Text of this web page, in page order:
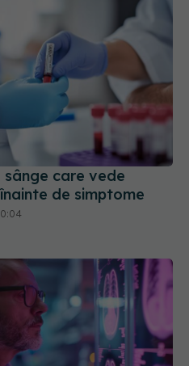
sânge care vede
de simptome